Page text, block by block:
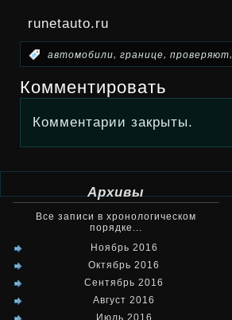
runetauto.ru
автомобили, границе, проверяют,
Комментировать
Комментарии закрыты.
Архивы
Все записи в хронологическом
порядке...
Ноябрь 2016
Октябрь 2016
Сентябрь 2016
Август 2016
Июль 2016